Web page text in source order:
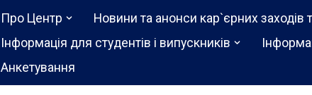
Про Центр Новини та анонси кар`єрних заходів
Інформація для студентів і випускників
Анкетування